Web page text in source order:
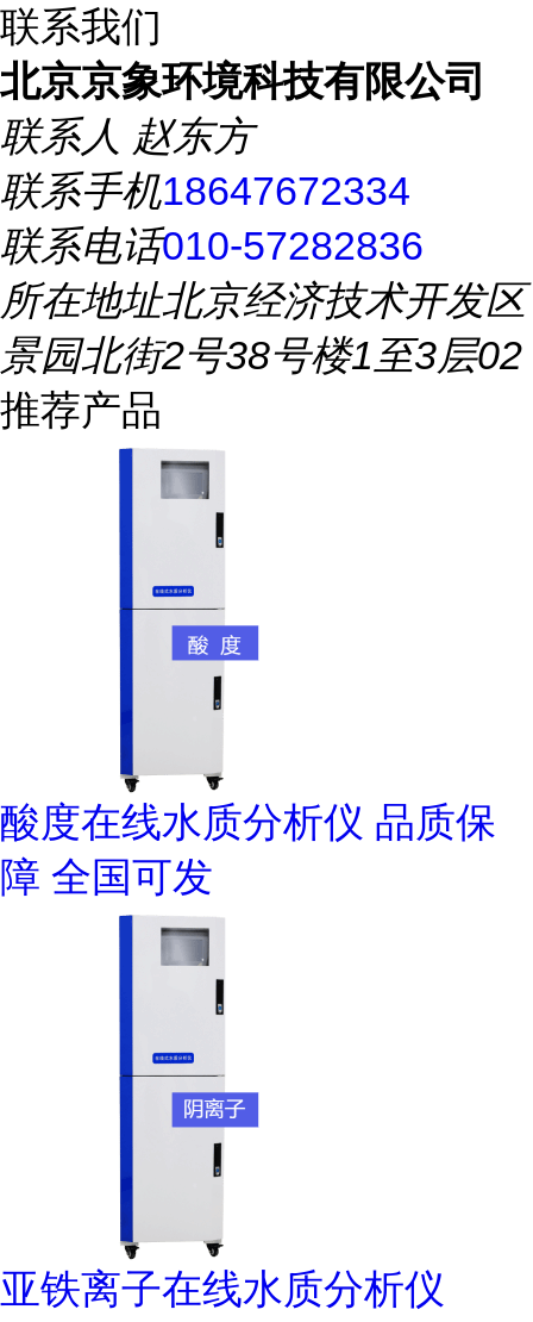
联系我们
北京京象环境科技有限公司
联系人 赵东方
联系手机18647672334
联系电话010-57282836
所在地址北京经济技术开发区
景园北街2号38号楼1至3层02
推荐产品
酸度在线水质分析仪 品质保
障 全国可发
亚铁离子在线水质分析仪